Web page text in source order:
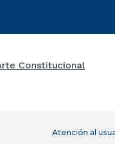
Atención al